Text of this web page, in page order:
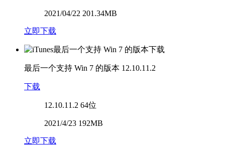
2021/04/22 201.34MB
立即下载
最后一个支持 Win 7 的版本 12.10.11.2
下载
12.10.11.2 64位
2021/4/23 192MB
立即下载